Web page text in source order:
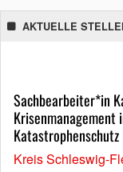
AKTUELLE
Sachbearbeiter*in
Krisenmanagement
Katastrophenschutz
Kreis Schleswig-